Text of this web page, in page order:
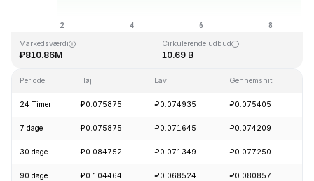
₽0.067711
Markedsværdi
₽810.86M
Cirkulerende udbud
10.69 B
Periode Høj Lav Gennemsnit
24 Timer ₽0.075875 ₽0.074935 ₽0.075405
7 dage ₽0.075875 ₽0.071645 ₽0.074209
30 dage ₽0.084752 ₽0.071349 ₽0.077250
90 dage ₽0.104464 ₽0.068524 ₽0.080857